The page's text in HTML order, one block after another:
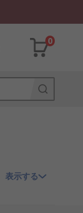
0
表示する